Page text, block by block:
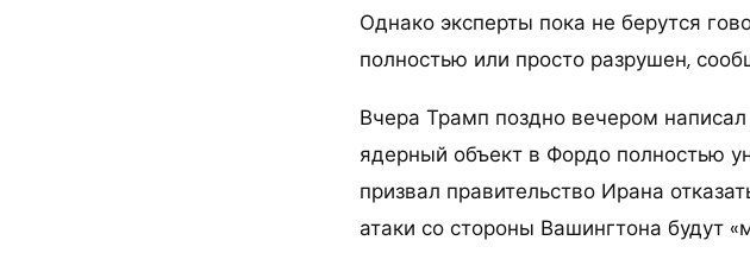
Однако эксперты пока не берутся
полностью или просто разрушен,
Вчера Трамп поздно вечером
ядерный объект в Фордо полностью
призвал правительство Ирана
атаки со стороны Вашингтона будут